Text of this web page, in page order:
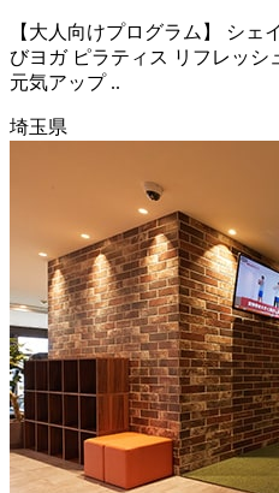
【大人向けプログラム】 シェ
びヨガ ピラティス リフレッシ
元気アップ ..
埼玉県